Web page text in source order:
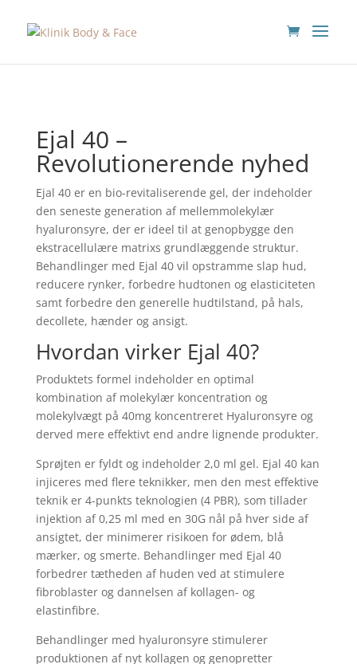
Ejal 40 –
Revolutionerende nyhed
Ejal 40 er en bio-revitaliserende gel, der indeholder
den seneste generation af mellemmolekylær
hyaluronsyre, der er ideel til at genopbygge den
ekstracellulære matrixs grundlæggende struktur.
Behandlinger med Ejal 40 vil opstramme slap hud,
reducere rynker, forbedre hudtonen og elasticiteten
samt forbedre den generelle hudtilstand, på hals,
decollete, hænder og ansigt.
Hvordan virker Ejal 40?
Produktets formel indeholder en optimal
kombination af molekylær koncentration og
molekylvægt på 40mg koncentreret Hyaluronsyre og
derved mere effektivt end andre lignende produkter.
Sprøjten er fyldt og indeholder 2,0 ml gel. Ejal 40 kan
injiceres med flere teknikker, men den mest effektive
teknik er 4-punkts teknologien (4 PBR), som tillader
injektion af 0,25 ml med en 30G nål på hver side af
ansigtet, der minimerer risikoen for ødem, blå
mærker, og smerte. Behandlinger med Ejal 40
forbedrer tætheden af huden ved at stimulere
fibroblaster og dannelsen af kollagen- og
elastinfibre.
Behandlinger med hyaluronsyre stimulerer
produktionen af nyt kollagen og genopretter